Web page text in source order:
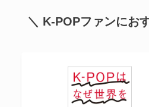
＼ K-POPファンにお